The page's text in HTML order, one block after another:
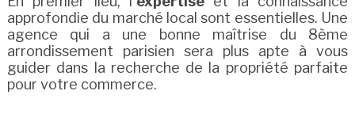
approfondie du marché local sont essentielles. Une
agence qui a une bonne maîtrise du 8ème
arrondissement parisien sera plus apte à vous
guider dans la recherche de la propriété parfaite
pour votre commerce.